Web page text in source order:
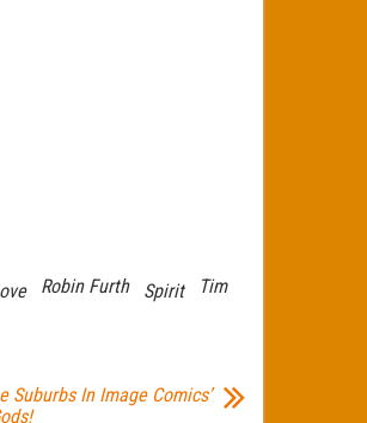
Robin Furth Spirit
Tim
Suburbs In Image Comics’